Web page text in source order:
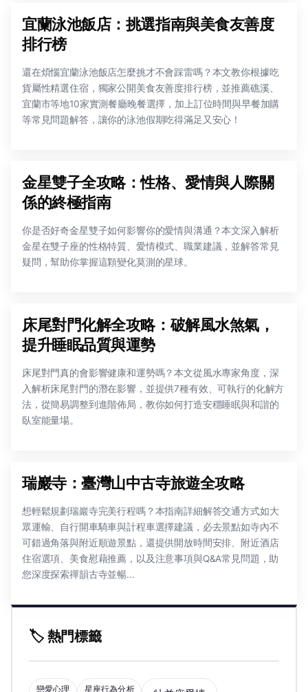
宜蘭泳池飯店：挑選指南與美食友善度
排行榜
還在煩惱宜蘭泳池飯店怎麼挑才不會踩雷嗎？本文教你根據吃
貨屬性精選住宿，獨家公開美食友善度排行榜，並推薦礁溪、
宜蘭市等地10家實測餐廳晚餐選擇，加上訂位時間與早餐加購
等常見問題解答，讓你的泳池假期吃得滿足又安心！
金星雙子全攻略：性格、愛情與人際關
係的終極指南
你是否好奇金星雙子如何影響你的愛情與溝通？本文深入解析
金星在雙子座的性格特質、愛情模式、職業建議，並解答常見
疑問，幫助你掌握這顆變化莫測的星球。
床尾對門化解全攻略：破解風水煞氣，
提升睡眠品質與運勢
床尾對門真的會影響健康和運勢嗎？本文從風水專家角度，深
入解析床尾對門的潛在影響，並提供7種有效、可執行的化解方
法，從簡易調整到進階佈局，教你如何打造安穩睡眠與和諧的
臥室能量場。
瑞巖寺：臺灣山中古寺旅遊全攻略
想輕鬆規劃瑞巖寺完美行程嗎？本指南詳細解答交通方式如大
眾運輸、自行開車騎車與計程車選擇建議，必去景點如寺內不
可錯過角落與附近順遊景點，還提供開放時間安排、附近酒店
住宿選項、美食慰藉推薦，以及注意事項與Q&A常見問題，助
您深度探索禪韻古寺並暢...
🏷️ 熱門標籤
戀愛心理 星座行為分析